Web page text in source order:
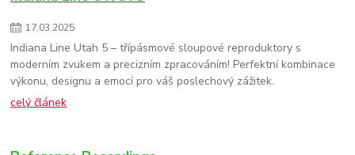
17.03.2025
Indiana Line Utah 5 – třípásmové sloupové reproduktory s
moderním zvukem a precizním zpracováním! Perfektní kombinace
výkonu, designu a emocí pro váš poslechový zážitek.
celý článek